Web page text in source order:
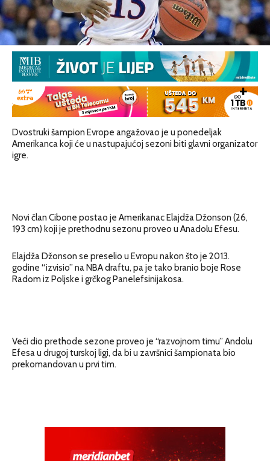
Dvostruki šampion Evrope angažovao je u ponedeljak
Amerikanca koji će u nastupajućoj sezoni biti glavni organizator
igre.
Novi član Cibone postao je Amerikanac Elajdža Džonson (26,
193 cm) koji je prethodnu sezonu proveo u Anadolu Efesu.
Elajdža Džonson se preselio u Evropu nakon što je 2013.
godine “izvisio” na NBA draftu, pa je tako branio boje Rose
Radom iz Poljske i grčkog Panelefsinijakosa.
Veći dio prethode sezone proveo je “razvojnom timu” Andolu
Efesa u drugoj turskoj ligi, da bi u završnici šampionata bio
prekomandovan u prvi tim.